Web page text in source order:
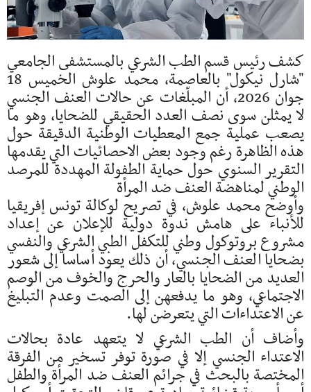
كشف رئيس قسم الطب الشرعي بالمستشفى الجامعي
"شارل نيكول" بالعاصمة، محمد علوش الخميس 18
جوان 2026، أن المبلّغات عن حالات العنف الجنسي
لا يمثلن سوى نصف العدد الحقيقي للضحايا، وهو ما
يصعب عملية جمع المعطيات الوطنية الدقيقة حول
هذه الظاهرة رغم وجود بعض الاحصائيات التي يقدمها
التقرير السنوي حول حماية الطفولة المهددة للمرصد
الوطني لمناهضة العنف ضد المرأة
وأوضح محمد علوش، في تصريح لوكالة تونس إفريقيا
للأنباء على هامش ندوة دولية للإعلان عن إعداد
مشروع بروتوكول وطني للتكفل الطبي الشرعي والنفسي
بضحايا العنف الجنسي، أن ذلك يعود أساسا إلى شعور
العديد من الضحايا بالعار والحرج والخوف من الوصم
الاجتماعي، وهو ما يدفعهن إلى الصمت وعدم التبليغ
عن الاعتداءات التي يتعرضن لها.
وأضاف أن الطب الشرعي لا يتعهد عادة بحالات
الاعتداء الجنسي إلا في صورة توفر تسخير من الفرقة
المختصة بالبحث في جرائم العنف ضد المرأة والطفل